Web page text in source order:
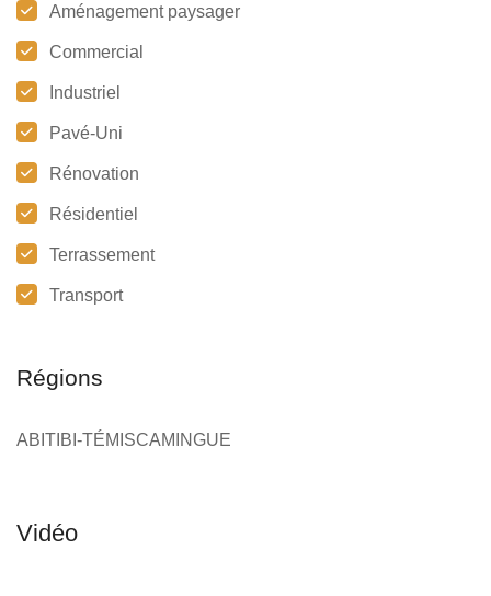
Aménagement paysager
Commercial
Industriel
Pavé-Uni
Rénovation
Résidentiel
Terrassement
Transport
Régions
ABITIBI-TÉMISCAMINGUE